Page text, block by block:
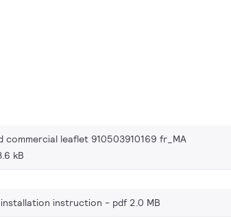
commercial leaflet 910503910169 fr_MA
kB
instruction pdf 2.0 MB